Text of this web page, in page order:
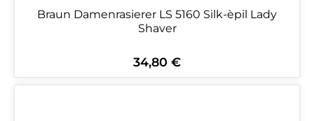
Braun Damenrasierer LS 5160 Silk-èpil Lady
Shaver
Regulärer Preis:
34,80 €